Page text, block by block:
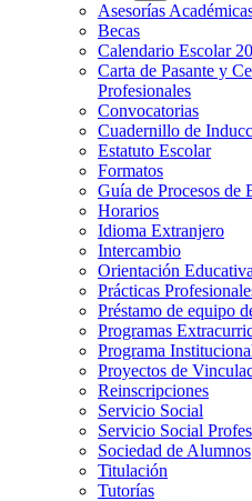
Asesorías
Becas
Calendario Escolar
Carta de Pasante y
Profesionales
Convocatorias
Cuadernillo de
Estatuto Escolar
Formatos
Guía de Procesos de
Horarios
Idioma Extranjero
Intercambio
Orientación
Prácticas
Préstamo de equipo
Programas
Programa
Proyectos de
Reinscripciones
Servicio Social
Servicio Social
Sociedad de Alumnos
Titulación
Tutorías